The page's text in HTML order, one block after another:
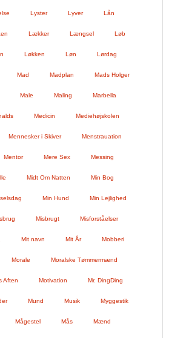
Lyster Lyver Lån
Lækker Længsel Løb
Løkken Løn Lørdag
Mad Madplan Mads Holger
Male Maling Marbella
Medicin Mediehøjskolen
Mennesker i Skiver Menstrauation
Mentor Mere Sex Messing
Midt Om Natten Min Bog
Min Hund Min Lejlighed
Misbrugt Misforståelser
Mit navn Mit År Mobberi
Morale Moralske Tømmermænd
Aften Motivation Mr. DingDing
Mund Musik Myggestik
Mågestel Mås Mænd